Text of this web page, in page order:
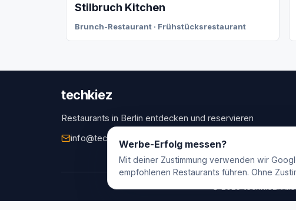
Stilbruch Kitchen
Brunch-Restaurant · Frühstücksrestaurant
techkiez
Restaurants in Berlin entdecken und reservieren
info@techkiez.de
Berlin, Deutschland
© 2025 techkiez.
Werbe-Erfolg messen?
Mit deiner Zustimmung verwenden wir
empfohlenen Restaurants führen. Ohne